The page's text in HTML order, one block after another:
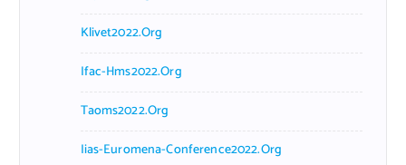
Klivet2022.org
Ifac-Hms2022.org
Taoms2022.org
Iias-Euromena-Conference2022.org